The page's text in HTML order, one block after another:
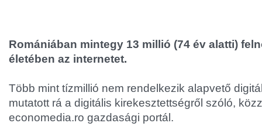
Romániában mintegy 13 millió (74 év alatti)
életében az internetet.
Több mint tízmillió nem rendelkezik alapvető
mutatott rá a digitális kirekesztettségről szóló,
economedia.ro gazdasági portál.